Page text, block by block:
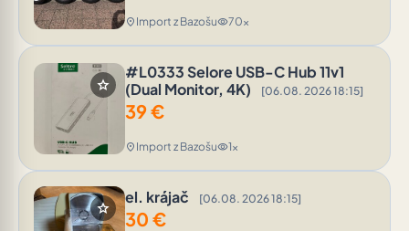
location_on Import z Bazošuvisibility70x
star
#L0333 Selore USB-C Hub 11v1
(Dual Monitor, 4K)
[06.08. 2026 18:15]
39€
location_on Import z Bazošuvisibility1x
star
el. krájač [06.08. 2026 18:15]
30 €